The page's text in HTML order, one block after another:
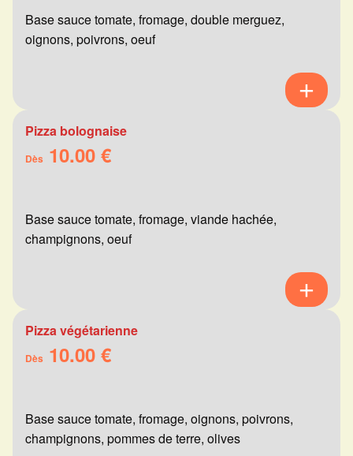
Base sauce tomate, fromage, double merguez,
oignons, poivrons, oeuf
Pizza bolognaise
Dès 10.00 €
Base sauce tomate, fromage, viande hachée,
champignons, oeuf
Pizza végétarienne
Dès 10.00 €
Base sauce tomate, fromage, oignons, poivrons,
champignons, pommes de terre, olives